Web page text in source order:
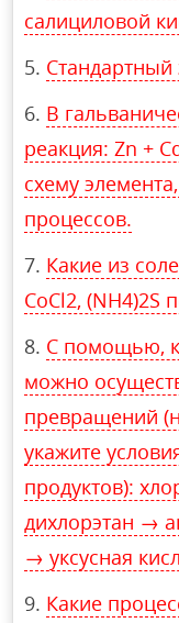
салициловой
В
реакция: Zn +
схему
процессов.
Какие из
CoCl2, (NH4)2S
С помощью,
можно
превращений
укажите
продуктов):
дихлорэтан →
→ уксусная
Какие